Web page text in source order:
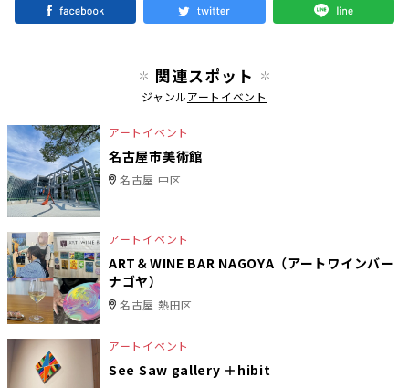
関連スポット
ジャンルアートイベント
アートイベント
名古屋市美術館
名古屋 中区
アートイベント
ART＆WINE BAR NAGOYA（アートワインバー
ナゴヤ）
名古屋 熱田区
アートイベント
See Saw gallery ＋hibit